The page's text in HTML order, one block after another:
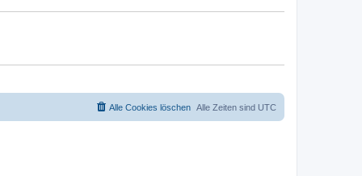
Alle Zeiten sind UTC
Alle Cookies löschen